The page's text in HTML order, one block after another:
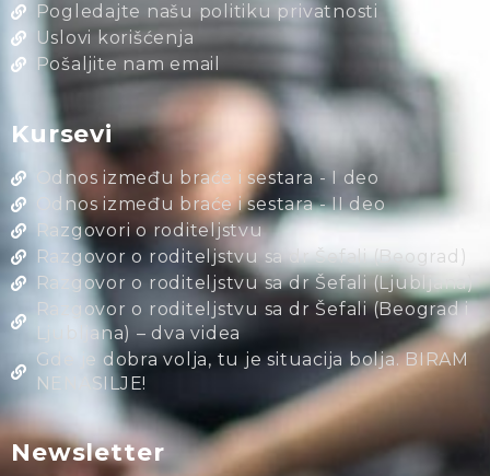
Pogledajte našu politiku privatnosti
Uslovi korišćenja
Pošaljite nam email
Kursevi
Odnos između braće i sestara - I deo
Odnos između braće i sestara - II deo
Razgovori o roditeljstvu
Razgovor o roditeljstvu sa dr Šefali (Beograd)
Razgovor o roditeljstvu sa dr Šefali (Ljubljana)
Razgovor o roditeljstvu sa dr Šefali (Beograd i
Ljubljana) – dva videa
Gde je dobra volja, tu je situacija bolja. BIRAM
NENASILJE!
Newsletter